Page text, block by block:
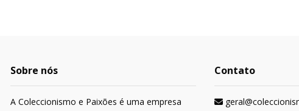
Sobre nós
A Coleccionismo e Paixões é uma empresa
Contato